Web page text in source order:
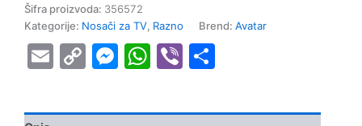
Šifra proizvoda: 356572
Kategorije: Nosači za TV, Razno Brend: Avatar
EmailCopyMessenger
WhatsApp
Viber